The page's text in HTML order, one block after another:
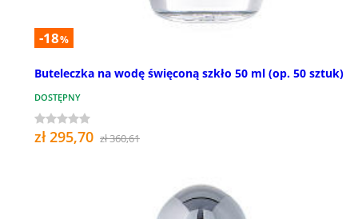
-18%
Buteleczka na wodę święconą szkło 50 ml (op. 50 sztuk)
DOSTĘPNY
zł 295,70 zł 360,61